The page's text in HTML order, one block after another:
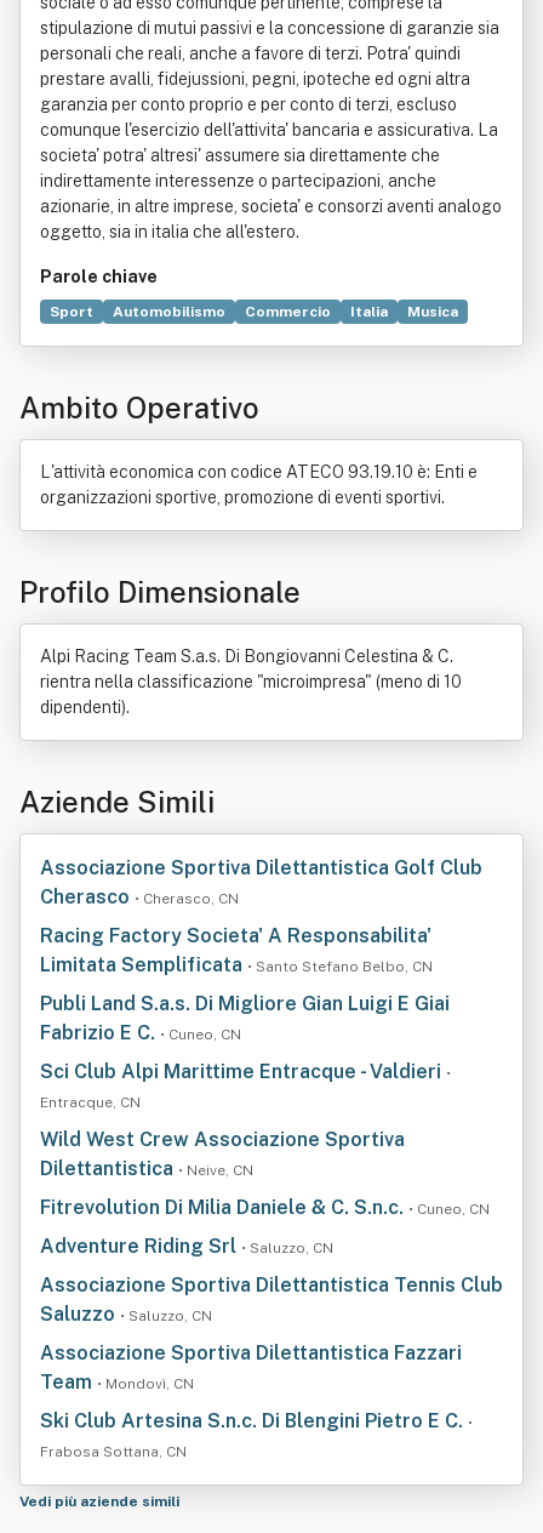
stipulazione di mutui passivi e la concessione di garanzie sia
personali che reali, anche a favore di terzi. Potra' quindi
prestare avalli, fidejussioni, pegni, ipoteche ed ogni altra
garanzia per conto proprio e per conto di terzi, escluso
comunque l'esercizio dell'attivita' bancaria e assicurativa. La
societa' potra' altresi' assumere sia direttamente che
indirettamente interessenze o partecipazioni, anche
azionarie, in altre imprese, societa' e consorzi aventi analogo
oggetto, sia in italia che all'estero.
Parole chiave
Sport Automobilismo Commercio Italia
Musica
Vela (sport)
Ambito Operativo
L'attività economica con codice ATECO 93.19.10 è: Enti e
organizzazioni sportive, promozione di eventi sportivi.
Profilo Dimensionale
Alpi Racing Team S.a.s. Di Bongiovanni Celestina & C.
rientra nella classificazione "microimpresa" (meno di 10
dipendenti).
Aziende Simili
Associazione Sportiva Dilettantistica Golf Club
Cherasco • Cherasco, CN
Racing Factory Societa' A Responsabilita'
Limitata Semplificata • Santo Stefano Belbo, CN
Publi Land S.a.s. Di Migliore Gian Luigi E Giai
Fabrizio E C. • Cuneo, CN
Sci Club Alpi Marittime Entracque - Valdieri •
Entracque, CN
Wild West Crew Associazione Sportiva
Dilettantistica • Neive, CN
Fitrevolution Di Milia Daniele & C. S.n.c. • Cuneo, CN
Adventure Riding Srl • Saluzzo, CN
Associazione Sportiva Dilettantistica Tennis Club
Saluzzo • Saluzzo, CN
Associazione Sportiva Dilettantistica Fazzari
Team • Mondovì, CN
Ski Club Artesina S.n.c. Di Blengini Pietro E C. •
Frabosa Sottana, CN
Vedi più aziende simili